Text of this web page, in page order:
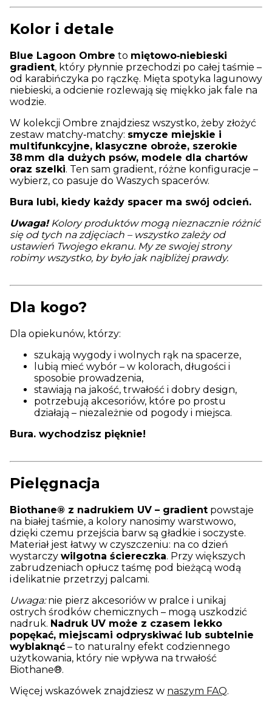
Kolor i detale
Blue Lagoon Ombre to miętowo‑niebieski
gradient, który płynnie przechodzi po całej taśmie –
od karabińczyka po rączkę. Mięta spotyka lagunowy
niebieski, a odcienie rozlewają się miękko jak fale na
wodzie.
W kolekcji Ombre znajdziesz wszystko, żeby złożyć
zestaw matchy‑matchy: smycze miejskie i
multifunkcyjne, klasyczne obroże, szerokie
38 mm dla dużych psów, modele dla chartów
oraz szelki. Ten sam gradient, różne konfiguracje –
wybierz, co pasuje do Waszych spacerów.
Bura lubi, kiedy każdy spacer ma swój odcień.
Uwaga!Kolory produktów mogą nieznacznie różnić
się od tych na zdjęciach – wszystko zależy od
ustawień Twojego ekranu. My ze swojej strony
robimy wszystko, by było jak najbliżej prawdy.
Dla kogo?
Dla opiekunów, którzy:
szukają wygody i wolnych rąk na spacerze,
lubią mieć wybór – w kolorach, długości i
sposobie prowadzenia,
stawiają na jakość, trwałość i dobry design,
potrzebują akcesoriów, które po prostu
działają – niezależnie od pogody i miejsca.
Bura. wychodzisz pięknie!
Pielęgnacja
Biothane® z nadrukiem UV – gradient powstaje
na białej taśmie, a kolory nanosimy warstwowo,
dzięki czemu przejścia barw są gładkie i soczyste.
Materiał jest łatwy w czyszczeniu: na co dzień
wystarczy wilgotna ściereczka. Przy większych
zabrudzeniach opłucz taśmę pod bieżącą wodą
i delikatnie przetrzyj palcami.
Uwaga:nie pierz akcesoriów w pralce i unikaj
ostrych środków chemicznych – mogą uszkodzić
nadruk. Nadruk UV może z czasem lekko
popękać, miejscami odpryskiwać lub subtelnie
wyblaknąć – to naturalny efekt codziennego
użytkowania, który nie wpływa na trwałość
Biothane®.
Więcej wskazówek znajdziesz w naszym FAQ.